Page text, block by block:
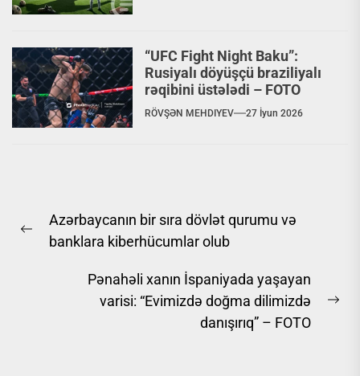
“UFC Fight Night Baku”:
Rusiyalı döyüşçü braziliyalı
rəqibini üstələdi – FOTO
RÖVŞƏN MEHDIYEV 27 İyun 2026
naviqasiyası
Previous
Azərbaycanın bir sıra dövlət qurumu və
banklara kiberhücumlar olub
Pənahəli xanın İspaniyada yaşayan
varisi: “Evimizdə doğma dilimizdə
danışırıq” – FOTO